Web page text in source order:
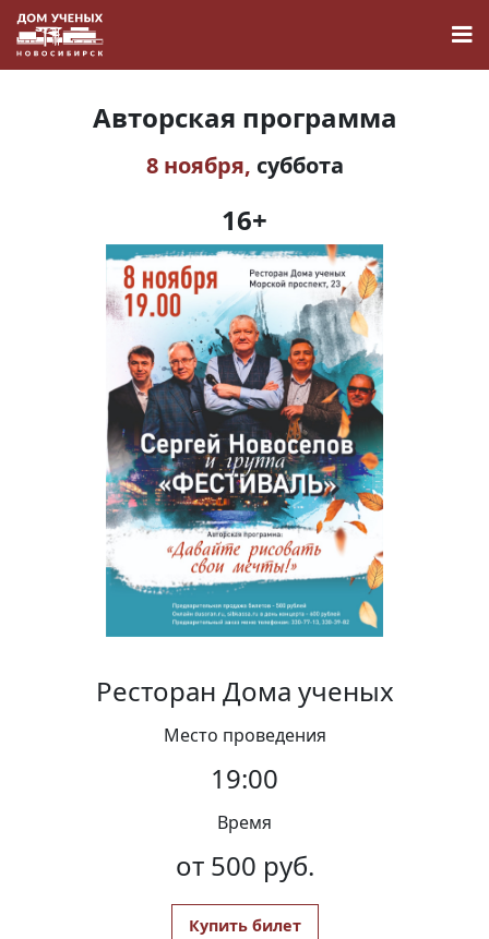
Наука
О Доме учёных
Виртуальный тур
Контакты
Вакансии
Авторская программа
8 ноября, суббота
16+
Ресторан Дома ученых
Место проведения
19:00
Время
от 500 руб.
Купить билет